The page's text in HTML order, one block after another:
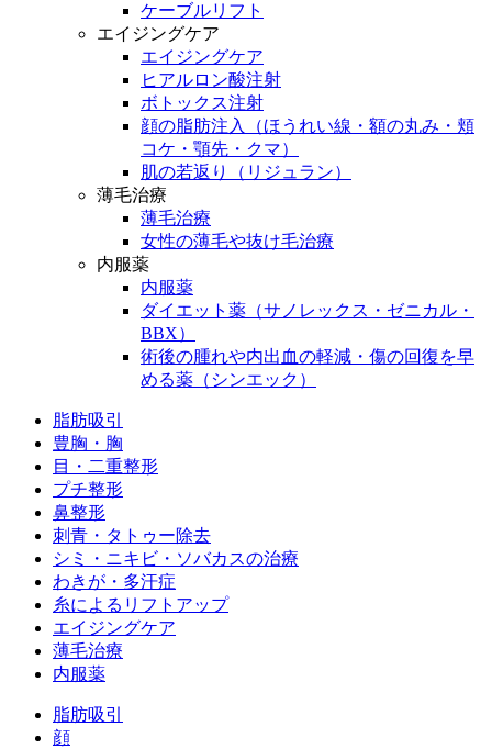
ケーブルリフト
エイジングケア
エイジングケア
ヒアルロン酸注射
ボトックス注射
顔の脂肪注入（ほうれい線・額の丸み・頬
コケ・顎先・クマ）
肌の若返り（リジュラン）
薄毛治療
薄毛治療
女性の薄毛や抜け毛治療
内服薬
内服薬
ダイエット薬（サノレックス・ゼニカル・
BBX）
術後の腫れや内出血の軽減・傷の回復を早
める薬（シンエック）
脂肪吸引
豊胸・胸
目・二重整形
プチ整形
鼻整形
刺青・タトゥー除去
シミ・ニキビ・ソバカスの治療
わきが・多汗症
糸によるリフトアップ
エイジングケア
薄毛治療
内服薬
脂肪吸引
顔